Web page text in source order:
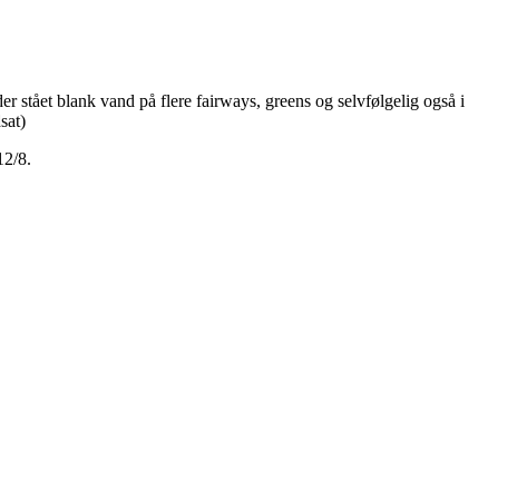
stået blank vand på flere fairways, greens og selvfølgelig også i
8.